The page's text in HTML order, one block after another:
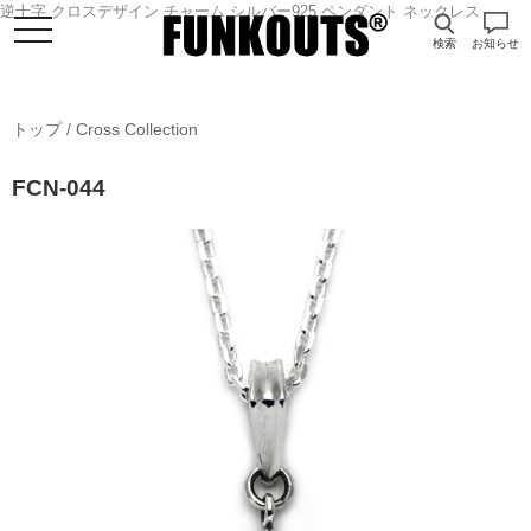
逆十字 クロスデザイン チャーム シルバー925 ペンダント ネックレス
検索 お知らせ
トップ/ Cross Collection
FCN-044